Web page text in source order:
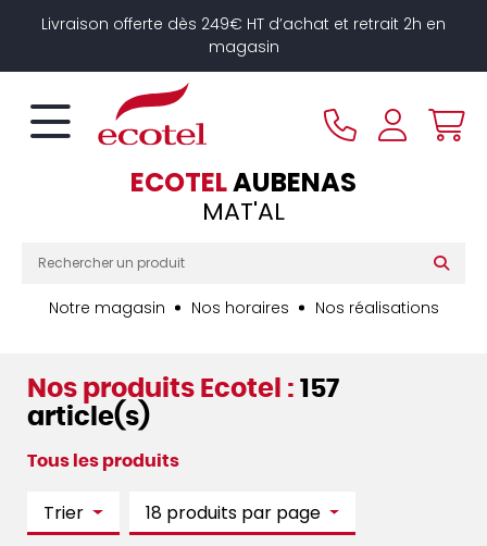
Livraison offerte dès 249€ HT d’achat et retrait 2h en
magasin
ECOTELAUBENAS
MAT'AL
Notre magasin Nos horaires Nos réalisations
Nos produits Ecotel : 157
article(s)
Tous les produits
Trier 18 produits par page
Panneau de gestion des cookies